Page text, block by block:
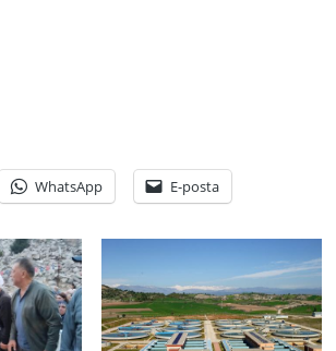
WhatsApp E-posta